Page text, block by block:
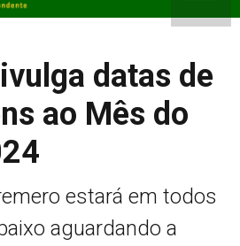
datas de
ao Mês do
estará em todos
aguardando a